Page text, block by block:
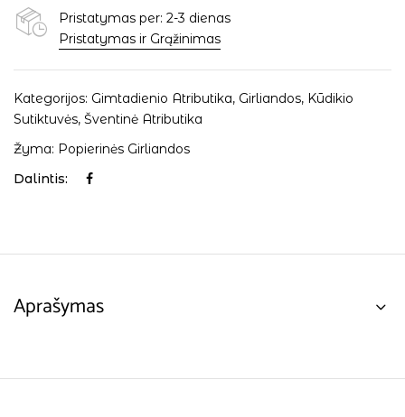
Pristatymas per: 2-3 dienas
Pristatymas ir Grąžinimas
Kategorijos: Gimtadienio Atributika, Girliandos, Kūdikio
Sutiktuvės, Šventinė Atributika
Žyma: Popierinės Girliandos
Dalintis:
Aprašymas